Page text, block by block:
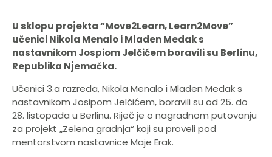
U sklopu projekta “Move2Learn, Learn2Move”
učenici Nikola Menalo i Mladen Medak s
nastavnikom Jospiom Jelčićem boravili su Berlinu,
Republika Njemačka.
Učenici 3.a razreda, Nikola Menalo i Mladen Medak s
nastavnikom Josipom Jelčićem, boravili su od 25. do
28. listopada u Berlinu. Riječ je o nagradnom putovanju
za projekt „Zelena gradnja“ koji su proveli pod
mentorstvom nastavnice Maje Erak.